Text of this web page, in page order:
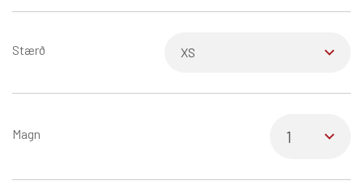
Stærð
Magn